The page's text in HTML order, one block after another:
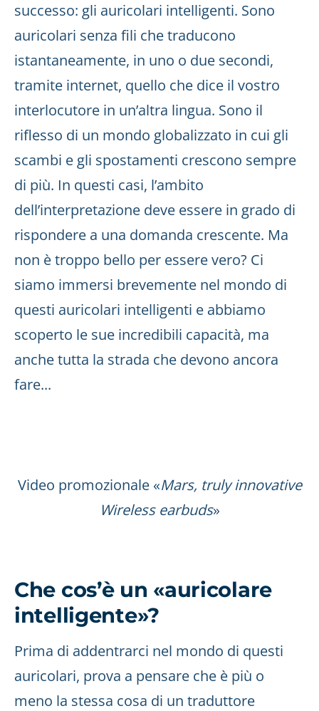
successo: gli auricolari intelligenti. Sono
auricolari senza fili che traducono
istantaneamente, in uno o due secondi,
tramite internet, quello che dice il vostro
interlocutore in un’altra lingua. Sono il
riflesso di un mondo globalizzato in cui gli
scambi e gli spostamenti crescono sempre
di più. In questi casi, l’ambito
dell’interpretazione deve essere in grado di
rispondere a una domanda crescente. Ma
non è troppo bello per essere vero? Ci
siamo immersi brevemente nel mondo di
questi auricolari intelligenti e abbiamo
scoperto le sue incredibili capacità, ma
anche tutta la strada che devono ancora
fare...
Video promozionale «Mars, truly innovative
Wireless earbuds»
Che cos’è un «auricolare
intelligente»?
Prima di addentrarci nel mondo di questi
auricolari, prova a pensare che è più o
meno la stessa cosa di un traduttore